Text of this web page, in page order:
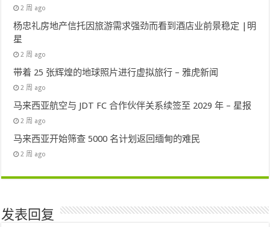
2 周 ago
杨忠礼房地产信托因旅游需求强劲而看到酒店业前景稳定 |明
星
2 周 ago
带着 25 张辉煌的地球照片进行虚拟旅行 – 雅虎新闻
2 周 ago
马来西亚航空与 JDT FC 合作伙伴关系续签至 2029 年 – 星报
2 周 ago
马来西亚开始筛查 5000 名计划返回缅甸的难民
2 周 ago
发表回复